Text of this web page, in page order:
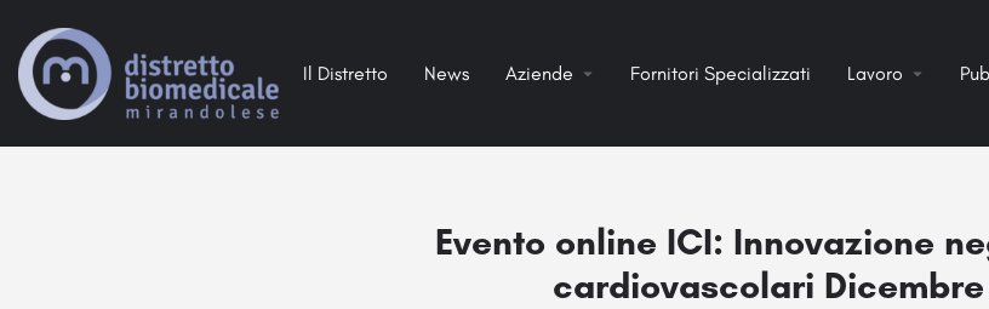
Il Distretto News Aziende Fornitori Specializzati Lavoro
Evento online ICI: Innovazione
cardiovascolari